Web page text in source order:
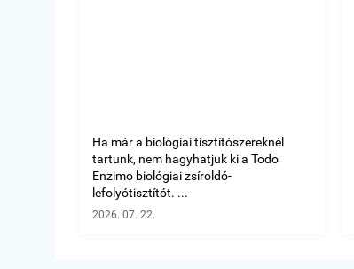
Ha már a biológiai tisztítószereknél
tartunk, nem hagyhatjuk ki a Todo
Enzimo biológiai zsíroldó-
lefolyótisztítót. ...
2026. 07. 22.